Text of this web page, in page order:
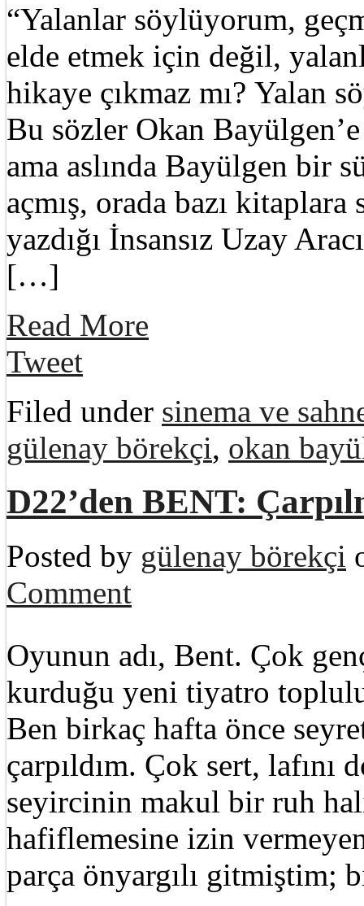
“Yalanlar söylüyorum,
elde etmek için değil,
hikaye çıkmaz mı? Yalan
Bu sözler Okan
ama aslında Bayülgen bir
açmış, orada bazı
yazdığı İnsansız Uzay
[…]
Read More
Tweet
Filed under sinema ve
gülenay börekçi, okan
D22’den BENT:
Posted by gülenay börekçi
Comment
Oyunun adı, Bent. Çok
kurduğu yeni tiyatro
Ben birkaç hafta önce
çarpıldım. Çok sert, lafını
seyircinin makul bir ruh
hafiflemesine izin
parça önyargılı